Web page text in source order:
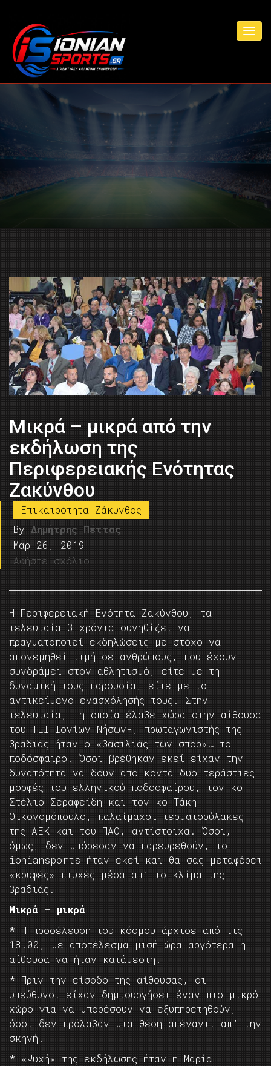
Μικρά – μικρά από την
εκδήλωση της
Περιφερειακής Ενότητας
Ζακύνθου
Επικαιρότητα Ζάκυνθος
By Δημήτρης Πέττας
Μαρ 26, 2019
Αφήστε σχόλιο
Η Περιφερειακή Ενότητα Ζακύνθου, τα
τελευταία 3 χρόνια συνηθίζει να
πραγματοποιεί εκδηλώσεις με στόχο να
απονεμηθεί τιμή σε ανθρώπους, που έχουν
συνδράμει στον αθλητισμό, είτε με τη
δυναμική τους παρουσία, είτε με το
αντικείμενο ενασχόλησής τους. Στην
τελευταία, -η οποία έλαβε χώρα στην αίθουσα
του ΤΕΙ Ιονίων Νήσων-, πρωταγωνιστής της
βραδιάς ήταν ο «βασιλιάς των σπορ»… το
ποδόσφαιρο. Όσοι βρέθηκαν εκεί είχαν την
δυνατότητα να δουν από κοντά δυο τεράστιες
μορφές του ελληνικού ποδοσφαίρου, τον κο
Στέλιο Σεραφείδη και τον κο Τάκη
Οικονομόπουλο, παλαίμαχοι τερματοφύλακες
της ΑΕΚ και του ΠΑΟ, αντίστοιχα. Όσοι,
όμως, δεν μπόρεσαν να παρευρεθούν, το
ioniansports ήταν εκεί και θα σας μεταφέρει
«κρυφές» πτυχές μέσα απ’ το κλίμα της
βραδιάς.
Μικρά – μικρά
* Η προσέλευση του κόσμου άρχισε από τις
18.00, με αποτέλεσμα μισή ώρα αργότερα η
αίθουσα να ήταν κατάμεστη.
* Πριν την είσοδο της αίθουσας, οι
υπεύθυνοι είχαν δημιουργήσει έναν πιο μικρό
χώρο για να μπορέσουν να εξυπηρετηθούν,
όσοι δεν πρόλαβαν μια θέση απέναντι απ’ την
σκηνή.
* «Ψυχή» της εκδήλωσης ήταν η Μαρία